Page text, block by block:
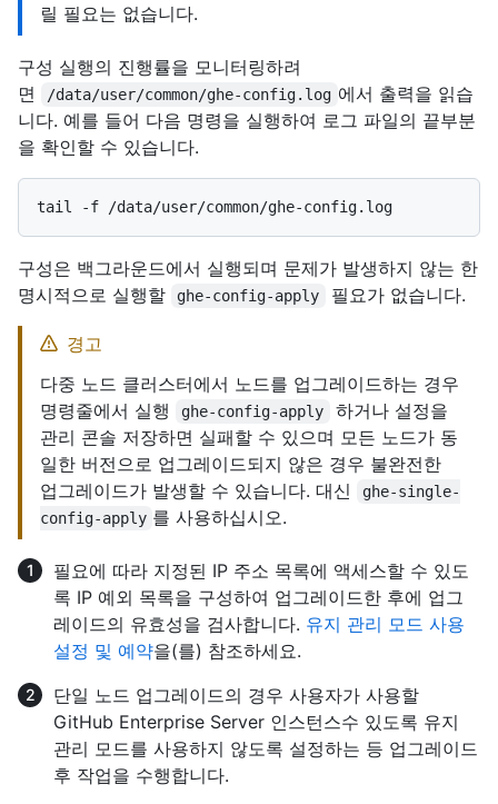
릴 필요는 없습니다.
구성 실행의 진행률을 모니터링하려
면
/data/user/common/ghe-config.log 에서 출력을 읽습
니다. 예를 들어 다음 명령을 실행하여 로그 파일의 끝부분
을 확인할 수 있습니다.
구성은 백그라운드에서 실행되며 문제가 발생하지 않는 한
명시적으로 실행할
ghe-config-apply 필요가 없습니다.
경고
다중 노드 클러스터에서 노드를 업그레이드하는 경우
명령줄에서 실행
ghe-config-apply
하거나 설정을
관리 콘솔 저장하면 실패할 수 있으며 모든 노드가 동
일한 버전으로 업그레이드되지 않은 경우 불완전한
업그레이드가 발생할 수 있습니다. 대신
ghe-single-
config-apply 를 사용하십시오.
필요에 따라 지정된 IP 주소 목록에 액세스할 수 있도
록 IP 예외 목록을 구성하여 업그레이드한 후에 업그
레이드의 유효성을 검사합니다. 유지 관리 모드 사용
설정 및 예약을(를) 참조하세요.
단일 노드 업그레이드의 경우 사용자가 사용할
GitHub Enterprise Server 인스턴스수 있도록 유지
관리 모드를 사용하지 않도록 설정하는 등 업그레이드
후 작업을 수행합니다.